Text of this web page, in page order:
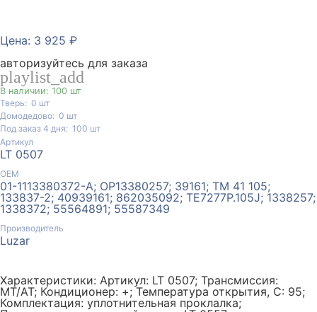
Цена: 3 925 ₽
авторизуйтесь для заказа
playlist_add
В наличии: 100 шт
Тверь: 0 шт
Домодедово: 0 шт
Под заказ 4 дня: 100 шт
Артикул
LT 0507
ОЕМ
01-1113380372-A; OP13380257; 39161; TM 41 105;
133837-2; 40939161; 862035092; TE7277P.105J; 1338257;
1338372; 55564891; 55587349
Производитель
Luzar
Характеристики: Артикул: LT 0507; Трансмиссия:
MT/AT; Кондиционер: +; Температура открытия, С: 95;
Комплектация: уплотнительная проклалка;